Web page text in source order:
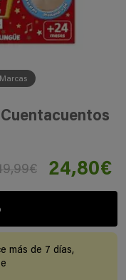
24,80€
más de 7 días,